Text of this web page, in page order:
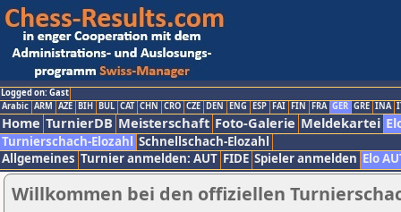
Logged on: Gast
Arabic ARM AZE BIH BUL CAT CHN CRO CZE DEN ENG ESP FAI FIN FRA GER GRE INA
Home TurnierDB Meisterschaft Foto-Galerie Meldekartei
Turnierschach-Elozahl Schnellschach-Elozahl
Allgemeines Turnier anmelden: AUT FIDE Spieler anmelden Elo
Willkommen bei den offiziellen